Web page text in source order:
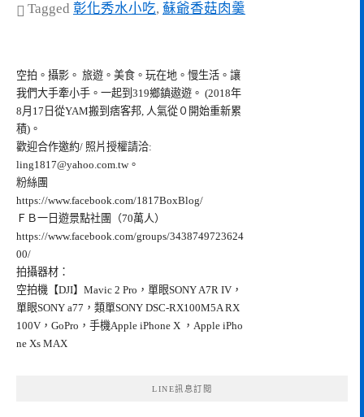
Tagged 彰化秀水小吃, 蘇爺香菇肉羹
空拍。攝影。 旅遊。美食。玩在地。慢生活。讓
我們大手牽小手。一起到319鄉鎮遨遊。 (2018年
8月17日從YAM搬到痞客邦, 人氣從０開始重新累
積)。
歡迎合作邀約/ 照片授權請洽:
ling1817@yahoo.com.tw。
粉絲團
https://www.facebook.com/1817BoxBlog/
ＦＢ一日遊景點社團（70萬人）
https://www.facebook.com/groups/3438749723624
00/
拍攝器材：
空拍機【DJI】Mavic 2 Pro，單眼SONY A7R IV，
單眼SONY a77，類單SONY DSC-RX100M5A RX
100V，GoPro，手機Apple iPhone X ，Apple iPho
ne Xs MAX
LINE訊息訂閱